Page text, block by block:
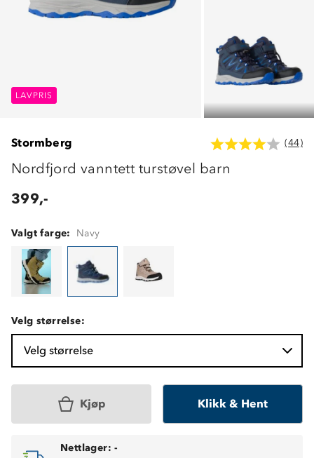
LAVPRIS
LAVPRIS
Stormberg (44)
Nordfjord vanntett turstøvel barn
399,-
Valgt farge: Navy
Velg størrelse:
Velg størrelse
Kjøp Klikk & Hent
Nettlager: -